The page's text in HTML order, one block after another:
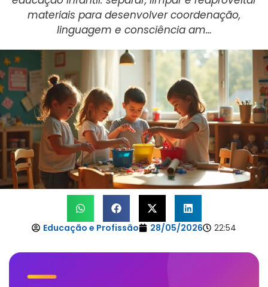
materiais para desenvolver coordenação,
linguagem e consciência am…
Educação e Profissão 28/05/2026 22:54